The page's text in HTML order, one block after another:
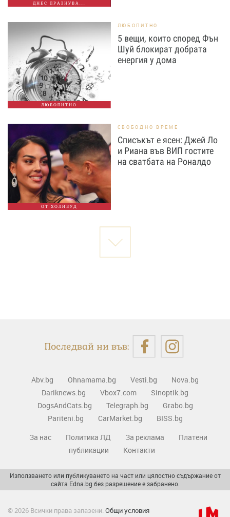
ДНЕС ПРАЗНУВА...
ЛЮБОПИТНО
ЛЮБОПИТНО
5 вещи, които според Фън
Шуй блокират добрата
енергия у дома
ОТ ХОЛИВУД
СВОБОДНО ВРЕМЕ
Списъкът е ясен: Джей Ло
и Риана във ВИП гостите
на сватбата на Роналдо
Последвай ни във:
Abv.bg Ohnamama.bg Vesti.bg
Nova.bg
Dariknews.bg
Vbox7.com
Sinoptik.bg
DogsAndCats.bg
Telegraph.bg
Grabo.bg
Pariteni.bg
CarMarket.bg
BISS.bg
За нас
Политика ЛД За реклама
Платени
публикации
Контакти
Използването или публикуването на част или цялостно съдържание от
сайта Edna.bg без разрешение е забранено.
© 2026 Всички права запазени. Общи условия